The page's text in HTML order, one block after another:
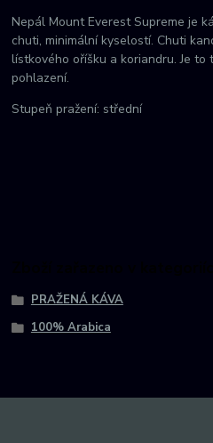
Nepál Mount Everest Supreme je
chuti, minimální kyselostí. Chuti
lístkového oříšku a koriandru. Je to
pohlazení.
Stupeň pražení: střední
PRAŽENÁ KÁVA
100% Arabica